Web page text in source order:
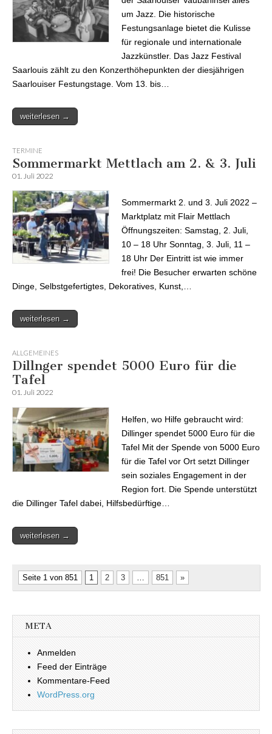
um Jazz. Die historische
Festungsanlage bietet die Kulisse
für regionale und internationale
Jazzkünstler. Das Jazz Festival
Saarlouis zählt zu den Konzerthöhepunkten der diesjährigen
Saarlouiser Festungstage. Vom 13. bis…
weiterlesen →
TERMINE
Sommermarkt Mettlach am 2. & 3. Juli
01. Juli 2022
Sommermarkt 2. und 3. Juli 2022 –
Marktplatz mit Flair Mettlach
Öffnungszeiten: Samstag, 2. Juli,
10 – 18 Uhr Sonntag, 3. Juli, 11 –
18 Uhr Der Eintritt ist wie immer
frei! Die Besucher erwarten schöne
Dinge, Selbstgefertigtes, Dekoratives, Kunst,…
weiterlesen →
ALLGEMEINES
Dillnger spendet 5000 Euro für die
Tafel
01. Juli 2022
Helfen, wo Hilfe gebraucht wird:
Dillinger spendet 5000 Euro für die
Tafel Mit der Spende von 5000 Euro
für die Tafel vor Ort setzt Dillinger
sein soziales Engagement in der
Region fort. Die Spende unterstützt
die Dillinger Tafel dabei, Hilfsbedürftige…
weiterlesen →
Seite 1 von 851 1 2 3 851 »
META
Anmelden
Feed der Einträge
Kommentare-Feed
WordPress.org